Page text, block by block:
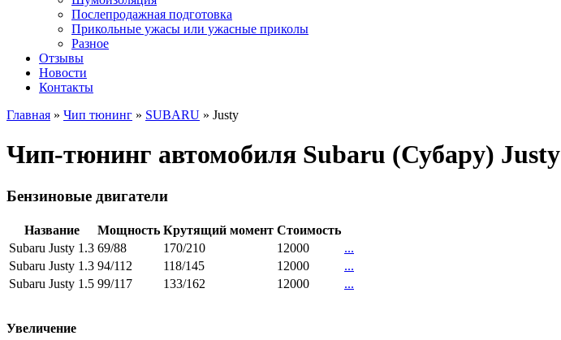
Послепродажная подготовка
Прикольные ужасы или ужасные приколы
Разное
Отзывы
Новости
Контакты
Главная » Чип тюнинг » SUBARU » Justy
Чип-тюнинг автомобиля Subaru (Субару) Justy
Бензиновые двигатели
Название Мощность Крутящий момент Стоимость
Subaru Justy 1.3 69/88 170/210 12000
...
Subaru Justy 1.3 94/112 118/145 12000
...
Subaru Justy 1.5 99/117 133/162 12000 ...
Увеличение